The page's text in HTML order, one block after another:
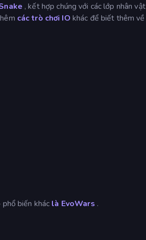
, kết hợp chúng với các lớp nhân vật
các trò chơi IO khác để biết thêm về
biến khác là EvoWars .